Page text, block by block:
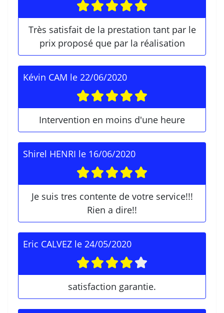
Très satisfait de la prestation tant par le
prix proposé que par la réalisation
Kévin CAM le 22/06/2020
Intervention en moins d'une heure
Shirel HENRI le 16/06/2020
Je suis tres contente de votre service!!!
Rien a dire!!
Eric CALVEZ le 24/05/2020
satisfaction garantie.